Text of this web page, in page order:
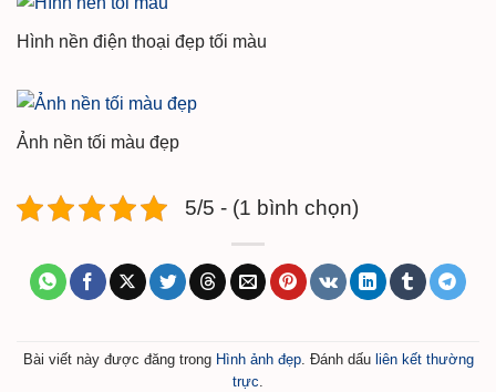
Hình nền điện thoại đẹp tối màu
Ảnh nền tối màu đẹp
5/5 - (1 bình chọn)
Bài viết này được đăng trong Hình ảnh đẹp. Đánh dấu liên kết thường
trực.